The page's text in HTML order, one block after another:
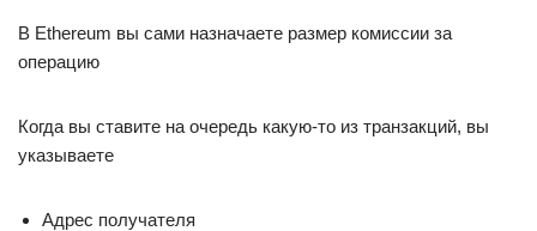
В Ethereum вы сами назначаете размер комиссии за
операцию
Когда вы ставите на очередь какую-то из транзакций, вы
указываете
Адрес получателя